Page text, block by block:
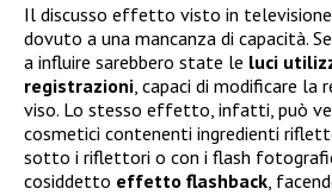
Il discusso effetto visto in
dovuto a una mancanza di capacità.
a influire sarebbero state le luci
registrazioni , capaci di modificare
viso. Lo stesso effetto, infatti, può
cosmetici contenenti ingredienti
sotto i riflettori o con i flash
cosiddetto effetto flashback ,